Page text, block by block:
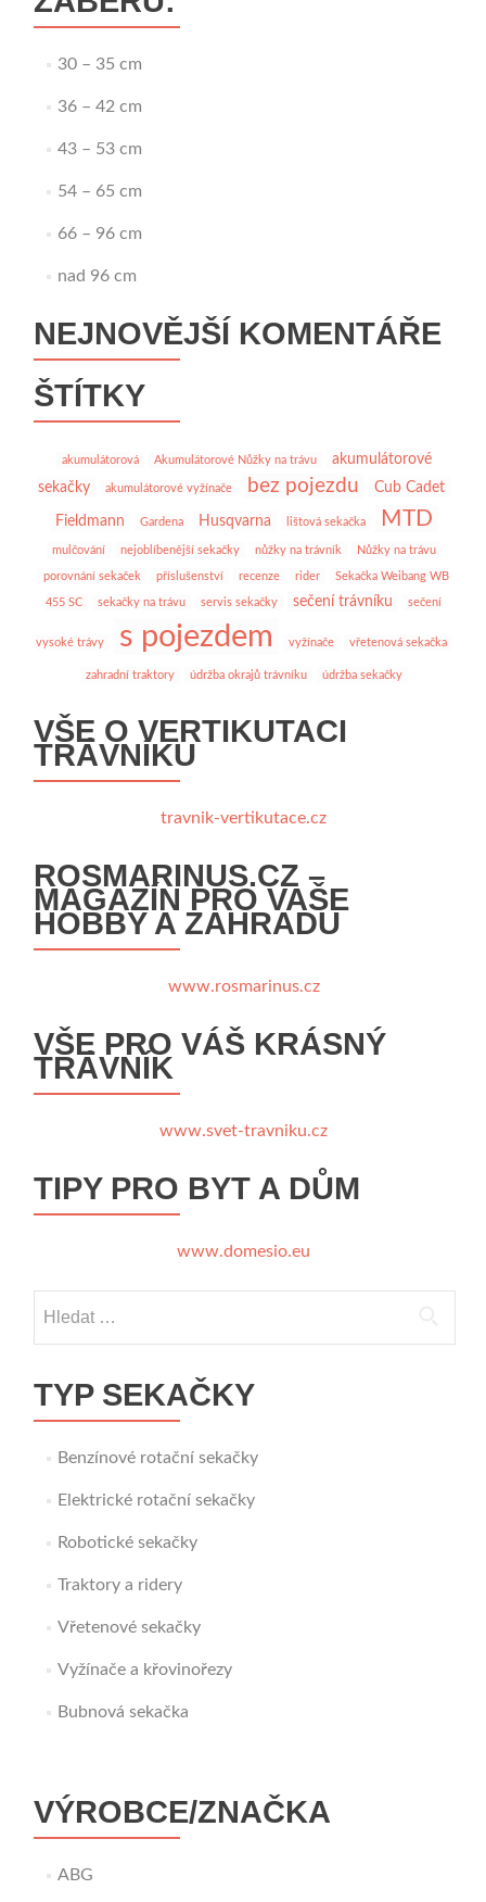
30 – 35 cm
36 – 42 cm
43 – 53 cm
54 – 65 cm
66 – 96 cm
nad 96 cm
NEJNOVĚJŠÍ KOMENTÁŘE
ŠTÍTKY
akumulátorová Akumulátorové Nůžky na trávu
akumulátorové
sekačky
akumulátorové vyžínače bez pojezdu Cub Cadet
Fieldmann Gardena Husqvarna lištová sekačka MTD
mulčování nejoblíbenější sekačky nůžky na trávník Nůžky na trávu
porovnání sekaček příslušenství recenze rider Sekačka Weibang WB
455 SC sekačky na trávu servis sekačky sečení trávníku sečení
vysoké trávy s pojezdem vyžínače vřetenová sekačka
zahradní traktory údržba okrajů trávníku údržba sekačky
VŠE O VERTIKUTACI
TRÁVNÍKU
travnik-vertikutace.cz
ROSMARINUS.CZ –
MAGAZÍN PRO VAŠE
HOBBY A ZAHRADU
www.rosmarinus.cz
VŠE PRO VÁŠ KRÁSNÝ
TRÁVNÍK
www.svet-travniku.cz
TIPY PRO BYT A DŮM
www.domesio.eu
TYP SEKAČKY
Benzínové rotační sekačky
Elektrické rotační sekačky
Robotické sekačky
Traktory a ridery
Vřetenové sekačky
Vyžínače a křovinořezy
Bubnová sekačka
VÝROBCE/ZNAČKA
ABG